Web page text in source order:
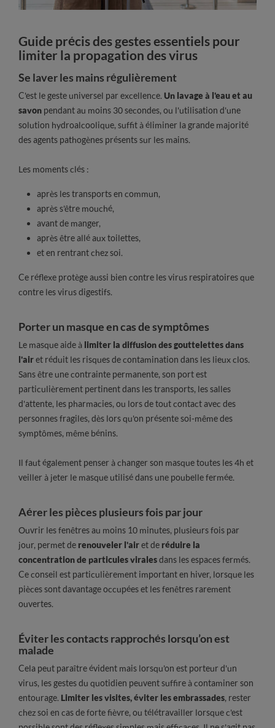
Guide précis des gestes essentiels pour
limiter la propagation des virus
Se laver les mains régulièrement
C'est le geste universel par excellence. Un lavage à l'eau et au
savon pendant au moins 30 secondes, ou l'utilisation d'une
solution hydroalcoolique, suffit à éliminer la grande majorité
des agents pathogènes présents sur les mains.
Les moments clés :
après les transports en commun,
après s'être mouché,
avant de manger,
après être allé aux toilettes,
et en rentrant chez soi.
Ce réflexe protège aussi bien contre les virus respiratoires que
contre les virus digestifs.
Porter un masque en cas de symptômes
Le masque aide à limiter la diffusion des gouttelettes dans
l'airet réduit les risques de contamination dans les lieux clos.
Sans être une contrainte permanente, son port est
particulièrement pertinent dans les transports, les salles
d'attente, les pharmacies, ou lors de tout contact avec des
personnes fragiles, dès lors qu'on présente soi-même des
symptômes, même bénins.
Il faut également penser à changer son masque toutes les 4h et
veiller à jeter le masque utilisé dans une poubelle fermée.
Aérer les pièces plusieurs fois par jour
Ouvrir les fenêtres au moins 10 minutes, plusieurs fois par
jour, permet de renouveler l'airet de réduire la
concentration de particules viralesdans les espaces fermés.
Ce conseil est particulièrement important en hiver, lorsque les
pièces sont davantage occupées et les fenêtres rarement
ouvertes.
Éviter les contacts rapprochés lorsqu’on est
malade
Cela peut paraître évident mais lorsqu'on est porteur d'un
virus, les gestes du quotidien peuvent suffire à contaminer son
entourage. Limiter les visites, éviter les embrassades, rester
chez soi en cas de forte fièvre, ou télétravailler lorsque c'est